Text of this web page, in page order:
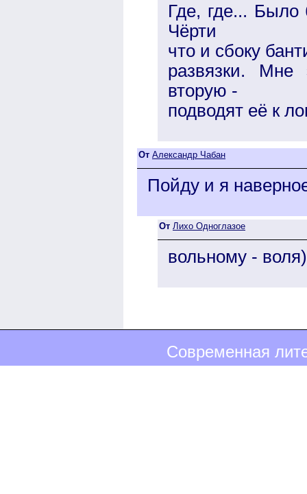
Где, где...
Чёрти
что и сбоку
развязки.
вторую -
подводят её к
От Александр Чабан
Пойду и я
От Лихо Одноглазое
вольному -
Современная